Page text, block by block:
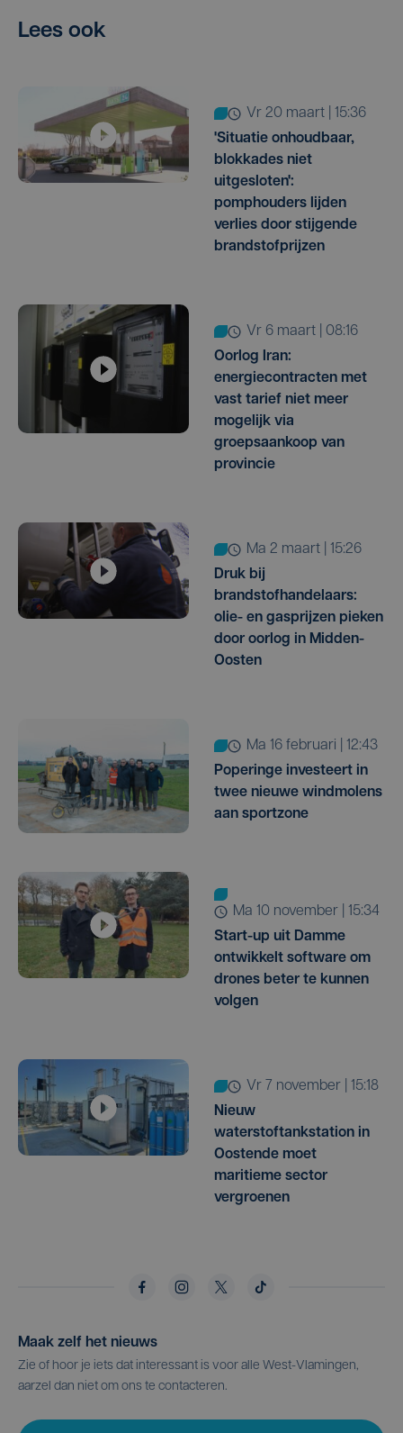
Lees ook
vr 20 maart | 15:36
'Situatie onhoudbaar,
blokkades niet
uitgesloten':
pomphouders lijden
verlies door stijgende
brandstofprijzen
vr 6 maart | 08:16
Oorlog Iran:
energiecontracten met
vast tarief niet meer
mogelijk via
groepsaankoop van
provincie
ma 2 maart | 15:26
Druk bij
brandstofhandelaars:
olie- en gasprijzen pieken
door oorlog in Midden-
Oosten
ma 16 februari | 12:43
Poperinge investeert in
twee nieuwe windmolens
aan sportzone
ma 10 november | 15:34
Start-up uit Damme
ontwikkelt software om
drones beter te kunnen
volgen
vr 7 november | 15:18
Nieuw
waterstoftankstation in
Oostende moet
maritieme sector
vergroenen
Maak zelf het nieuws
Zie of hoor je iets dat interessant is voor alle West-Vlamingen,
aarzel dan niet om ons te contacteren.